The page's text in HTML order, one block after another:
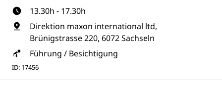
13.30h - 17.30h
Direktion maxon international ltd,
Brünigstrasse 220, 6072 Sachseln
Führung / Besichtigung
ID: 17456